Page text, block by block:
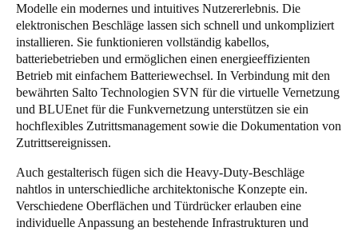
Modelle ein modernes und intuitives Nutzererlebnis. Die
elektronischen Beschläge lassen sich schnell und unkompliziert
installieren. Sie funktionieren vollständig kabellos,
batteriebetrieben und ermöglichen einen energieeffizienten
Betrieb mit einfachem Batteriewechsel. In Verbindung mit den
bewährten Salto Technologien SVN für die virtuelle Vernetzung
und BLUEnet für die Funkvernetzung unterstützen sie ein
hochflexibles Zutrittsmanagement sowie die Dokumentation von
Zutrittsereignissen.
Auch gestalterisch fügen sich die Heavy-Duty-Beschläge
nahtlos in unterschiedliche architektonische Konzepte ein.
Verschiedene Oberflächen und Türdrücker erlauben eine
individuelle Anpassung an bestehende Infrastrukturen und